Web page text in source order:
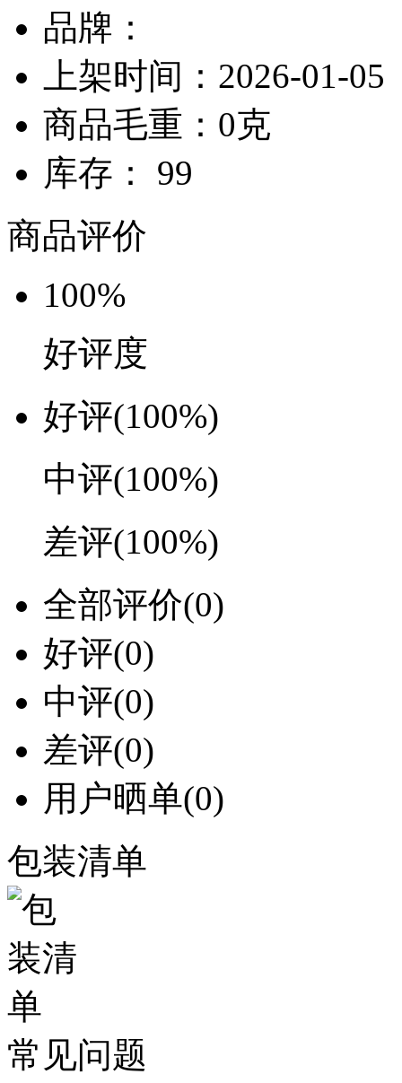
品牌：
上架时间：2026-01-05
商品毛重：0克
库存： 99
商品评价
100%
好评度
好评(100%)
中评(100%)
差评(100%)
全部评价(0)
好评(0)
中评(0)
差评(0)
用户晒单(0)
包装清单
常见问题